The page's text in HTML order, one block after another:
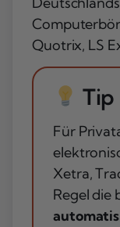
Quotrix, LS
Tip
Für
Xetra,
Regel die